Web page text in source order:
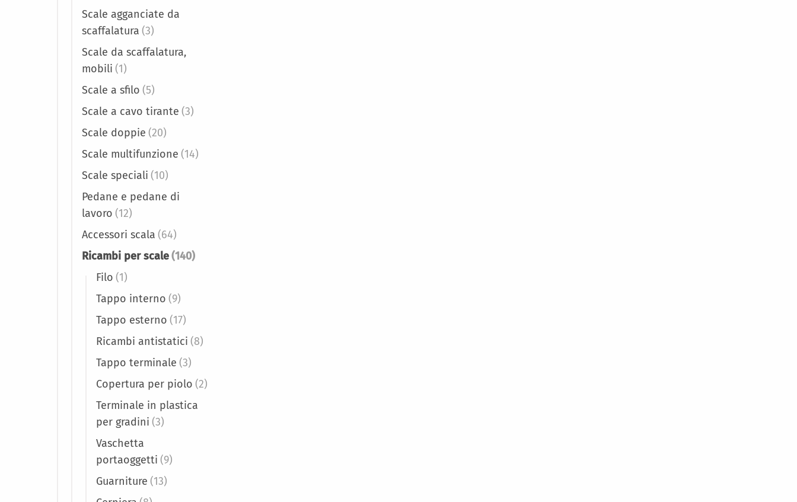
Scale agganciate da
scaffalatura (3)
Scale da scaffalatura,
mobili (1)
Scale a sfilo (5)
Scale a cavo tirante (3)
Scale doppie (20)
Scale multifunzione (14)
Scale speciali (10)
Pedane e pedane di
lavoro (12)
Accessori scala (64)
Ricambi per scale(140)
Filo (1)
Tappo interno (9)
Tappo esterno (17)
Ricambi antistatici (8)
Tappo terminale (3)
Copertura per piolo (2)
Terminale in plastica
per gradini (3)
Vaschetta
portaoggetti (9)
Guarniture (13)